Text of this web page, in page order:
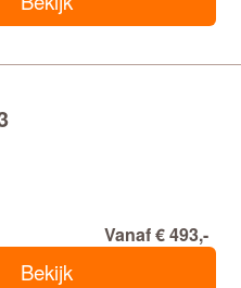
Vanaf € 493,-
Bekijk